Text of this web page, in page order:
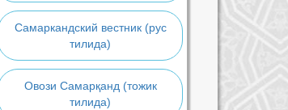
Самаркандский вестник (рус
тилида)
Овози Самарқанд (тожик
тилида)